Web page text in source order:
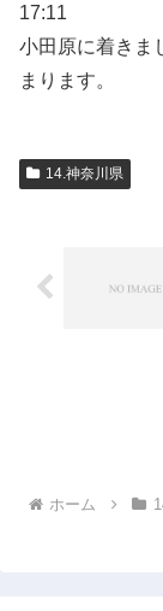
17:11
小田原に着きま
まります。
14.神奈川県
ホーム